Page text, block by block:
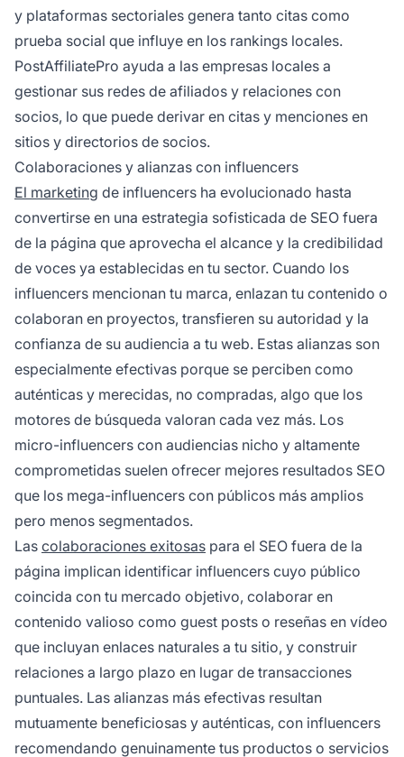
y plataformas sectoriales genera tanto citas como
prueba social que influye en los rankings locales.
PostAffiliatePro ayuda a las empresas locales a
gestionar sus redes de afiliados y relaciones con
socios, lo que puede derivar en citas y menciones en
sitios y directorios de socios.
Colaboraciones y alianzas con influencers
El marketing de influencers ha evolucionado hasta
convertirse en una estrategia sofisticada de SEO fuera
de la página que aprovecha el alcance y la credibilidad
de voces ya establecidas en tu sector. Cuando los
influencers mencionan tu marca, enlazan tu contenido o
colaboran en proyectos, transfieren su autoridad y la
confianza de su audiencia a tu web. Estas alianzas son
especialmente efectivas porque se perciben como
auténticas y merecidas, no compradas, algo que los
motores de búsqueda valoran cada vez más. Los
micro-influencers con audiencias nicho y altamente
comprometidas suelen ofrecer mejores resultados SEO
que los mega-influencers con públicos más amplios
pero menos segmentados.
Las colaboraciones exitosas para el SEO fuera de la
página implican identificar influencers cuyo público
coincida con tu mercado objetivo, colaborar en
contenido valioso como guest posts o reseñas en vídeo
que incluyan enlaces naturales a tu sitio, y construir
relaciones a largo plazo en lugar de transacciones
puntuales. Las alianzas más efectivas resultan
mutuamente beneficiosas y auténticas, con influencers
recomendando genuinamente tus productos o servicios